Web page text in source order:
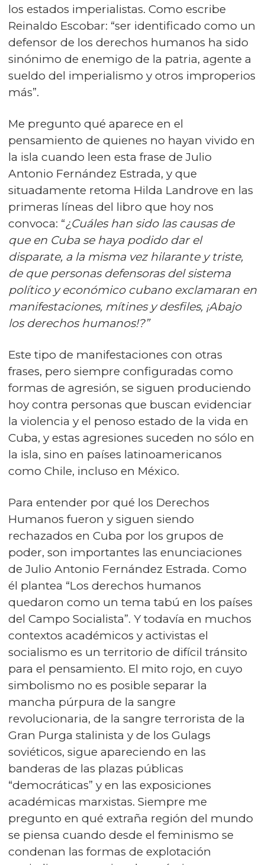
los estados imperialistas. Como escribe
Reinaldo Escobar: “ser identificado como un
defensor de los derechos humanos ha sido
sinónimo de enemigo de la patria, agente a
sueldo del imperialismo y otros improperios
más”.
Me pregunto qué aparece en el
pensamiento de quienes no hayan vivido en
la isla cuando leen esta frase de Julio
Antonio Fernández Estrada, y que
situadamente retoma Hilda Landrove en las
primeras líneas del libro que hoy nos
convoca: “¿Cuáles han sido las causas de
que en Cuba se haya podido dar el
disparate, a la misma vez hilarante y triste,
de que personas defensoras del sistema
político y económico cubano exclamaran en
manifestaciones, mítines y desfiles, ¡Abajo
los derechos humanos!?”
Este tipo de manifestaciones con otras
frases, pero siempre configuradas como
formas de agresión, se siguen produciendo
hoy contra personas que buscan evidenciar
la violencia y el penoso estado de la vida en
Cuba, y estas agresiones suceden no sólo en
la isla, sino en países latinoamericanos
como Chile, incluso en México.
Para entender por qué los Derechos
Humanos fueron y siguen siendo
rechazados en Cuba por los grupos de
poder, son importantes las enunciaciones
de Julio Antonio Fernández Estrada. Como
él plantea “Los derechos humanos
quedaron como un tema tabú en los países
del Campo Socialista”. Y todavía en muchos
contextos académicos y activistas el
socialismo es un territorio de difícil tránsito
para el pensamiento. El mito rojo, en cuyo
simbolismo no es posible separar la
mancha púrpura de la sangre
revolucionaria, de la sangre terrorista de la
Gran Purga stalinista y de los Gulags
soviéticos, sigue apareciendo en las
banderas de las plazas públicas
“democráticas” y en las exposiciones
académicas marxistas. Siempre me
pregunto en qué extraña región del mundo
se piensa cuando desde el feminismo se
condenan las formas de explotación